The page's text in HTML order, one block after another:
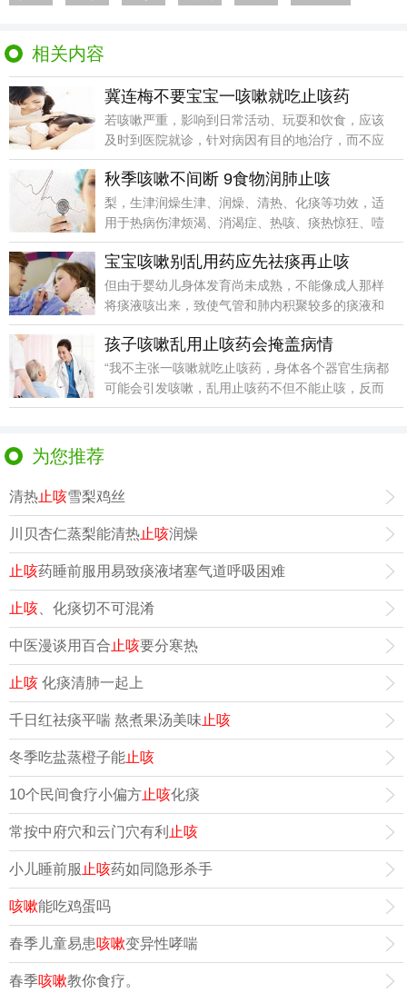
相关内容
冀连梅不要宝宝一咳嗽就吃止咳药
若咳嗽严重，影响到日常活动、玩耍和饮食，应该
及时到医院就诊，针对病因有目的地治疗，而不应
该为了止咳而
秋季咳嗽不间断 9食物润肺止咳
梨，生津润燥生津、润燥、清热、化痰等功效，适
用于热病伤津烦渴、消渴症、热咳、痰热惊狂、噎
膈、口渴失音
宝宝咳嗽别乱用药应先祛痰再止咳
但由于婴幼儿身体发育尚未成熟，不能像成人那样
将痰液咳出来，致使气管和肺内积聚较多的痰液和
病菌，导致炎
孩子咳嗽乱用止咳药会掩盖病情
“我不主张一咳嗽就吃止咳药，身体各个器官生病都
可能会引发咳嗽，乱用止咳药不但不能止咳，反而
会掩盖病情
为您推荐
清热止咳雪梨鸡丝
川贝杏仁蒸梨能清热止咳润燥
止咳药睡前服用易致痰液堵塞气道呼吸困难
止咳 、化痰切不可混淆
中医漫谈用百合 止咳要分寒热
止咳 化痰清肺一起上
千日红祛痰平喘 熬煮果汤美味 止咳
冬季吃盐蒸橙子能止咳
10个民间食疗小偏方止咳化痰
常按中府穴和云门穴有利 止咳
小儿睡前服 止咳药如同隐形杀手
咳嗽能吃鸡蛋吗
春季儿童易患咳嗽变异性哮喘
春季咳嗽教你食疗。